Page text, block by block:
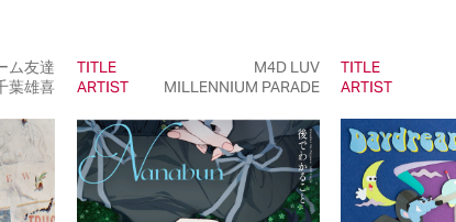
ム友達
葉雄喜
TITLE
M4D LUV
ARTIST
MILLENNIUM PARADE
TITLE
ARTIST